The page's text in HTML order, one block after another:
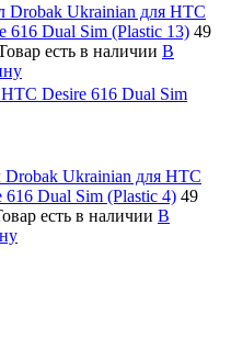
Drobak Ukrainian для HTC
616 Dual Sim (Plastic 13) 49
есть в наличии В
Desire 616 Dual Sim
Drobak Ukrainian для HTC
616 Dual Sim (Plastic 4) 49
есть в наличии В